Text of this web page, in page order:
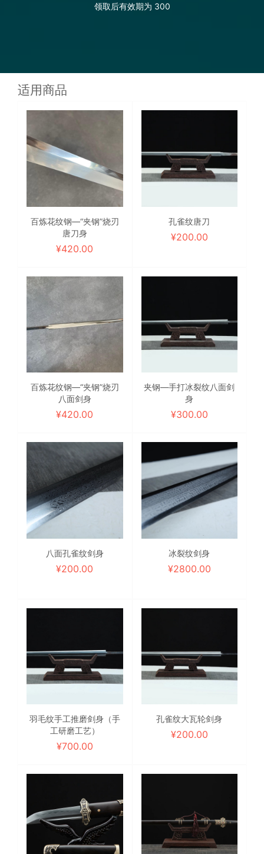
领取后有效期为 300
适用商品
百炼花纹钢—“夹钢”烧刃
唐刀身
¥420.00
孔雀纹唐刀
¥200.00
百炼花纹钢—“夹钢”烧刃
八面剑身
¥420.00
夹钢—手打冰裂纹八面剑
身
¥300.00
八面孔雀纹剑身
¥200.00
冰裂纹剑身
¥2800.00
羽毛纹手工推磨剑身（手
工研磨工艺）
¥700.00
孔雀纹大瓦轮剑身
¥200.00